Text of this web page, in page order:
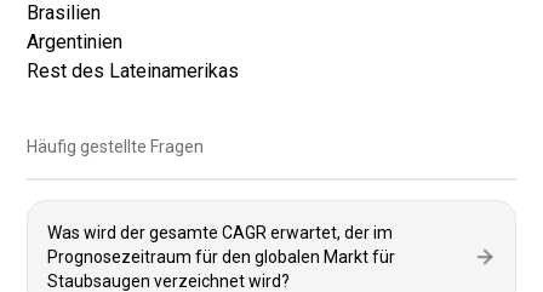
Brasilien
Argentinien
Rest des Lateinamerikas
Häufig gestellte Fragen
Was wird der gesamte CAGR erwartet, der im
Prognosezeitraum für den globalen Markt für
Staubsaugen verzeichnet wird?